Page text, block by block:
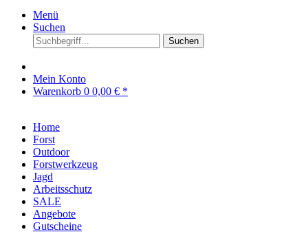
Menü
Suchen
Suchen
Mein Konto
Warenkorb 0 0,00 € *
Home
Forst
Outdoor
Forstwerkzeug
Jagd
Arbeitsschutz
SALE
Angebote
Gutscheine